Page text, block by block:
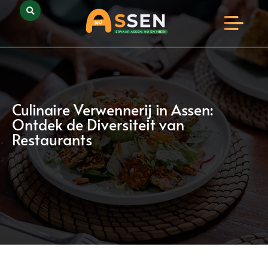
Culinaire Verwennerij in Assen:
Ontdek de Diversiteit van
Restaurants